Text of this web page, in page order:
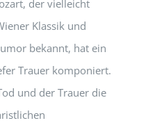
der vielleicht
Klassik und
bekannt, hat ein
Trauer komponiert.
und der Trauer die